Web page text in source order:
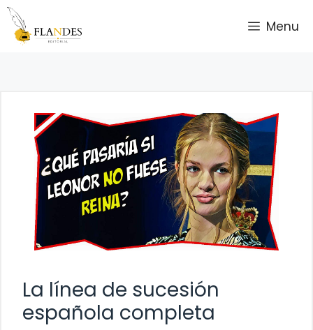
Saltar
contenido
Menu
La línea de sucesión
española completa